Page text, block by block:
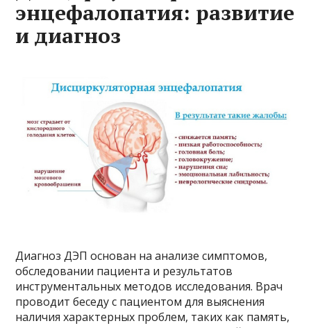
энцефалопатия: развитие
и диагноз
Диагноз ДЭП основан на анализе симптомов,
обследовании пациента и результатов
инструментальных методов исследования. Врач
проводит беседу с пациентом для выяснения
наличия характерных проблем, таких как память,